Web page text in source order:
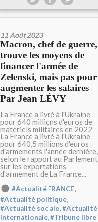
11 Août 2023
Macron, chef de guerre,
trouve les moyens de
financer l'armée de
Zelenski, mais pas pour
augmenter les salaires -
Par Jean LÉVY
La France a livré à l'Ukraine
pour 640 millions d'euros de
matériels militaires en 2022
La France a livré à l'Ukraine
pour 640,5 millions d'euros
d'armements l'année dernière,
selon le rapport au Parlement
sur les exportations
d'armement de La France...
#Actualité FRANCE,
#Actualité politique,
#Actualité sociale,#Actualité
internationale,#Tribune libre